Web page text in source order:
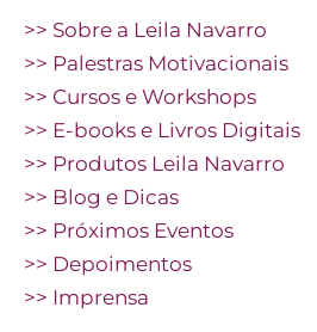
>> Sobre a Leila Navarro
>> Palestras Motivacionais
>> Cursos e Workshops
>> E-books e Livros Digitais
>> Produtos Leila Navarro
>> Blog e Dicas
>> Próximos Eventos
>> Depoimentos
>> Imprensa